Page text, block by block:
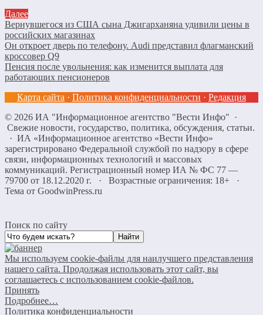
Далее
Вернувшегося из США сына Джигарханяна удивили цены в
российских магазинах
Он откроет дверь по телефону. Audi представил флагманский
кроссовер Q9
Пенсия после увольнения: как изменится выплата для
работающих пенсионеров
Карта сайта · Политика конфиденциальности · Редакция
© 2026 ИА "Информационное агентство "Вести Инфо" ·
Свежие новости, государство, политика, обсуждения, статьи.
· ИА «Информационное агентство «Вести Инфо»
зарегистрировано Федеральной службой по надзору в сфере
связи, информационных технологий и массовых
коммуникаций. Регистрационный номер ИА № ФС 77 —
79700 от 18.12.2020 г. · Возрастные ограничения: 18+
·
Тема от GoodwinPress.ru
Поиск по сайту
Мы используем cookie-файлы для наилучшего представления
нашего сайта. Продолжая использовать этот сайт, вы
соглашаетесь с использованием cookie-файлов.
Принять
Подробнее…
Политика конфиденциальности